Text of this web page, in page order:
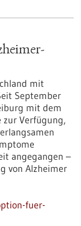
mit
September
mit dem
zur Verfügung,
angegangen –
von Alzheimer
fuer-